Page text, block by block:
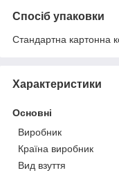
Спосіб упаковки
Стандартна картонна
Характеристики
Основні
Виробник
Країна виробник
Вид взуття